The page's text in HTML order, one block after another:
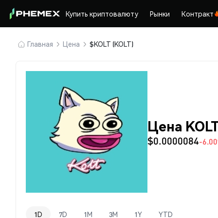
Купить криптовалюту Рынки Контракт
Главная Цена $KOLT (KOLT)
Цена
$0.0000084-
1D 7D 1M 3M 1Y YTD